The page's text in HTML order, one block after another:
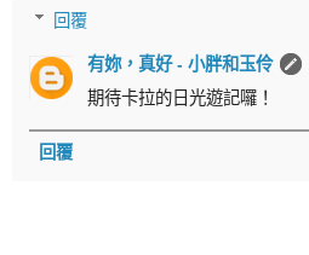
回覆
有妳，真好 - 小胖和玉伶
期待卡拉的日光遊記囉！
回覆